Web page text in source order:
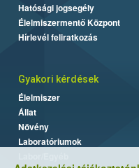
Hatósági jogsegély
Élelmiszermentő Központ
Hírlevél feliratkozás
Gyakori kérdések
Élelmiszer
Állat
Növény
Laboratóriumok